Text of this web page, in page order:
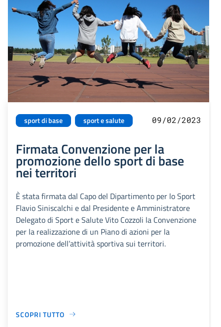
sport di base sport e salute 09/02/2023
Firmata Convenzione per la
promozione dello sport di base
nei territori
È stata firmata dal Capo del Dipartimento per lo Sport
Flavio Siniscalchi e dal Presidente e Amministratore
Delegato di Sport e Salute Vito Cozzoli la Convenzione
per la realizzazione di un Piano di azioni per la
promozione dell’attività sportiva sui territori.
SCOPRI TUTTO